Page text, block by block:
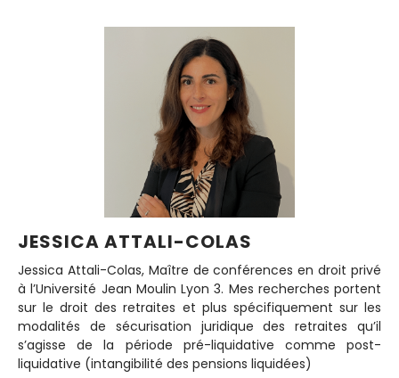
JESSICA ATTALI-COLAS
Jessica Attali-Colas, Maître de conférences en droit privé
à l’Université Jean Moulin Lyon 3. Mes recherches portent
sur le droit des retraites et plus spécifiquement sur les
modalités de sécurisation juridique des retraites qu’il
s’agisse de la période pré-liquidative comme post-
liquidative (intangibilité des pensions liquidées)